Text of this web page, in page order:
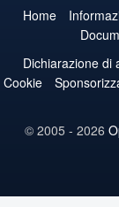
Home
Dichiarazione di
Cookie
© 2005 - 2026